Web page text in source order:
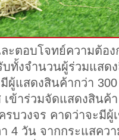
ะตอบโจทย์ความต้อง
ทั้งจำนวนผู้ร่วมแสด
ผู้แสดงสินค้ากว่า
เข้าร่วมจัดแสดงสินค้
รบวงจร คาดว่าจะมี
4 วัน จากกระแสคว